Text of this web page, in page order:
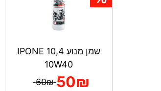
שמן מנוע IPONE 10,4
10W40
50₪
60₪